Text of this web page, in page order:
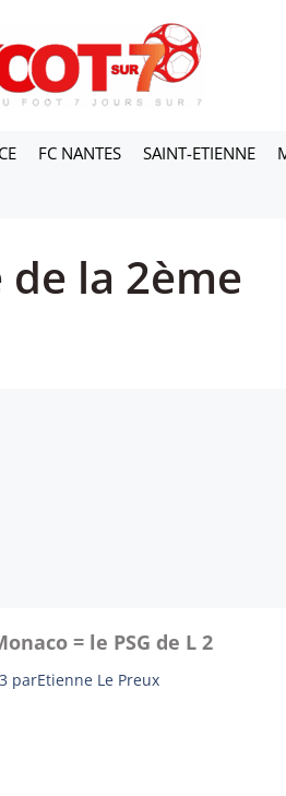
FC NANTES SAINT-ETIENNE
de la 2ème
= le PSG de L 2
parEtienne Le Preux